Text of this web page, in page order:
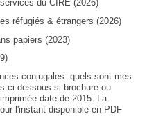
du CIRÉ (2026)
réfugiés & étrangers (2026)
papiers (2023)
conjugales: quels sont mes
ci-dessous si brochure ou
date de 2015. La
l'instant disponible en PDF